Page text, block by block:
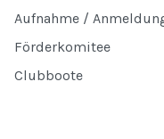
Aufnahme /
Förderkomitee
Clubboote